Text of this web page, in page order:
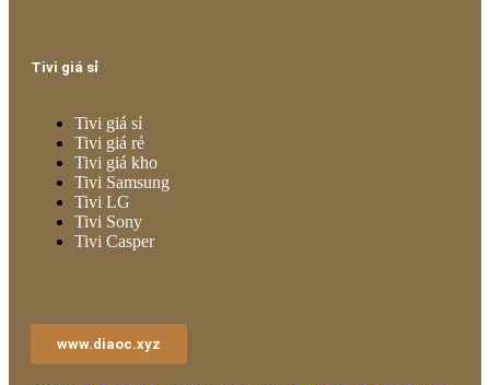
Tivi giá sỉ
Tivi giá sỉ
Tivi giá rẻ
Tivi giá kho
Tivi Samsung
Tivi LG
Tivi Sony
Tivi Casper
www.diaoc.xyz